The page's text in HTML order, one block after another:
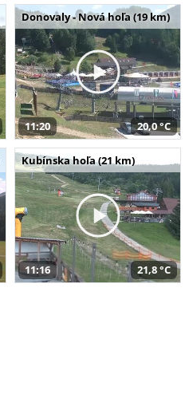
Donovaly - Nová hoľa (19 km)
11:20 20,0 °C
Kubínska hoľa (21 km)
11:16 21,8 °C